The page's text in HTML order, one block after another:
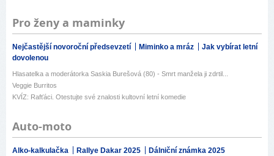
Pro ženy a maminky
Nejčastější novoroční předsevzetí Miminko a mráz
Jak vybírat letní
dovolenou
Hlasatelka a moderátorka Saskia Burešová (80) - Smrt manžela ji zdrtil...
Veggie Burritos
KVÍZ: Rafťáci. Otestujte své znalosti kultovní letní komedie
Auto-moto
Alko-kalkulačka Rallye Dakar 2025 Dálniční známka 2025